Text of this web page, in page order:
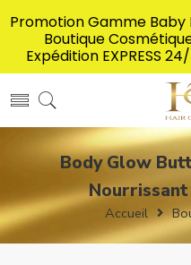
Body Glow
Accueil
Promotion Gamme Baby
Boutique
Expédition EXPRESS